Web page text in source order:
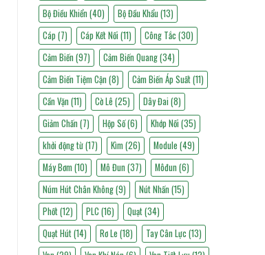
Bộ Điều Khiển (40) Bộ Đầu Khẩu (13)
Cáp (7) Cáp Kết Nối (11) Công Tắc (30)
Cảm Biến (97) Cảm Biến Quang(34)
Cảm Biến Tiệm Cận (8) Cảm Biến Áp Suất(11)
Cần Vặn (11) Cờ Lê (25) Dây Đai (8)
Giảm Chấn (7) Hộp Số(6) Khớp Nối (35)
khởi động từ(17) Kìm (26) Module (49)
Máy Bơm (10) Mô Đun (37) Môđun (6)
Núm Hút Chân Không(9) Nút Nhấn (15)
Phốt(12) PLC (16) Quạt(34)
Quạt Hút(14) Rơ Le (18) Tay Cân Lực (13)